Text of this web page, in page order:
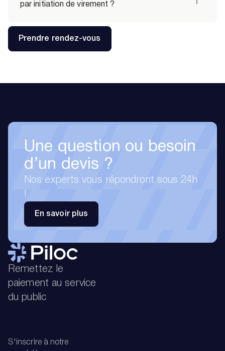
par initiation de virement ?
Prendre rendez-vous
Une question ou besoin
d’un devis ?
Nos experts vous répondront sous 24h
!
En savoir plus
Remettez le
paiement au service
du public
S'inscrire à notre